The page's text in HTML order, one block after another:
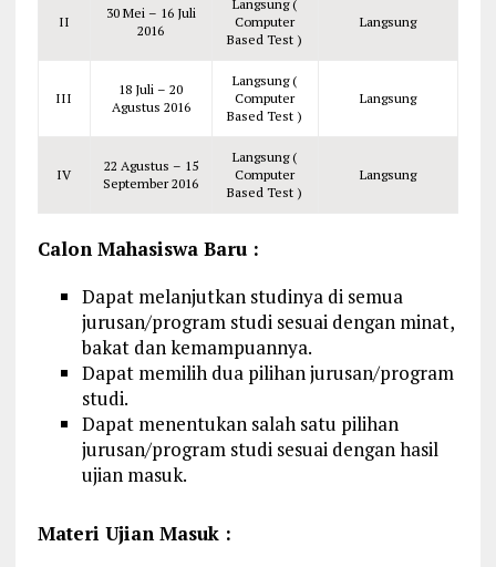
II
30 Mei – 16 Juli
2016
Langsung (
Computer
Based Test )
Langsung
III
18 Juli – 20
Agustus 2016
Langsung (
Computer
Based Test )
Langsung
IV
22 Agustus – 15
September 2016
Langsung (
Computer
Based Test )
Langsung
Calon Mahasiswa Baru :
Dapat melanjutkan studinya di semua
jurusan/program studi sesuai dengan minat,
bakat dan kemampuannya.
Dapat memilih dua pilihan jurusan/program
studi.
Dapat menentukan salah satu pilihan
jurusan/program studi sesuai dengan hasil
ujian masuk.
Materi Ujian Masuk :